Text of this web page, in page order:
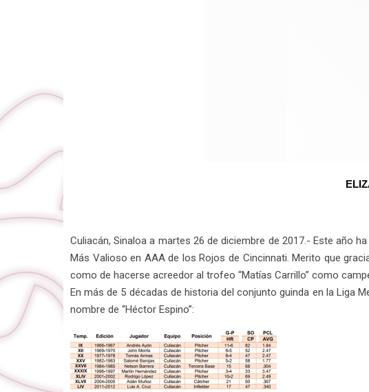
Culiacán, Sinaloa a martes 26 de diciembre de 2017.- Este año
Más Valioso en AAA de los Rojos de Cincinnati. Merito que
como de hacerse acreedor al trofeo “Matías Carrillo” como
En más de 5 décadas de historia del conjunto guinda en la Liga
nombre de “Héctor Espino”: